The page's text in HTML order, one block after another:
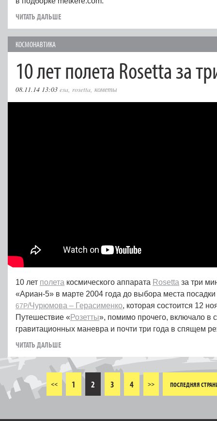
ЧИТАТЬ ДАЛЬШЕ
КОСМОНАВТИКА
10 лет полета Rosetta за
08.11.14 13:03 esa, rosetta, кометы
10 лет полета космического аппарата Rosetta за три
«Ариан‑5» в марте 2004 года до выбора места
67P/Чурюмова – Герасименко, которая состоится 12
Путешествие « Розетты», помимо прочего, включало в
гравитационных маневра и почти три года в спящем
ЧИТАТЬ ДАЛЬШЕ
<< 1 2 3 4 >> ПОСЛЕДНЯЯ